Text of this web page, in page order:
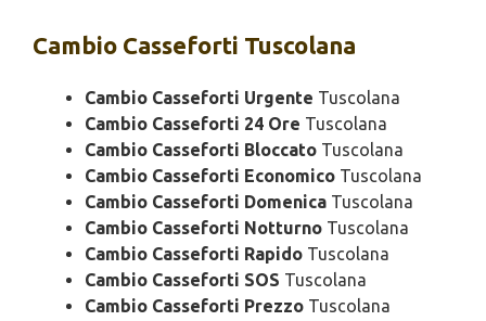
Cambio Casseforti Tuscolana
Cambio Casseforti Urgente Tuscolana
Cambio Casseforti 24 Ore Tuscolana
Cambio Casseforti Bloccato Tuscolana
Cambio Casseforti Economico Tuscolana
Cambio Casseforti Domenica Tuscolana
Cambio Casseforti Notturno Tuscolana
Cambio Casseforti Rapido Tuscolana
Cambio Casseforti SOS Tuscolana
Cambio Casseforti Prezzo Tuscolana